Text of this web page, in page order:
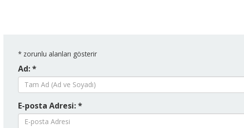
* zorunlu alanları gösterir
Ad: *
E-posta Adresi: *